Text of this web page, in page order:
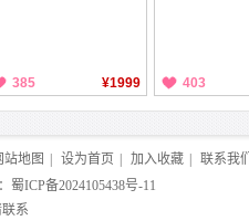
385 ¥1999 403
站地图 设为首页 加入收藏
联系我们
蜀ICP备2024105438号-11
系